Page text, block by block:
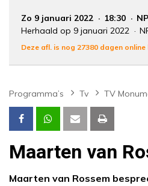
Zo 9 januari 2022 18:30
Herhaald op 9 januari 2022
Deze afl. is nog 27380 dagen
Programma’s Tv TV
Maarten van
Maarten van Rossem